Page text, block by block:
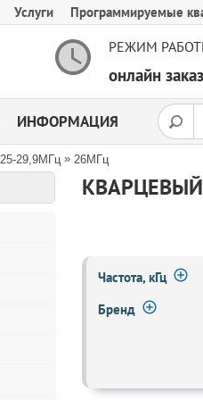
Услуги Программируемые
РЕЖИМ
онлайн
ИНФОРМАЦИЯ
25-29,9МГц » 26МГц
Частота, кГц
Бренд